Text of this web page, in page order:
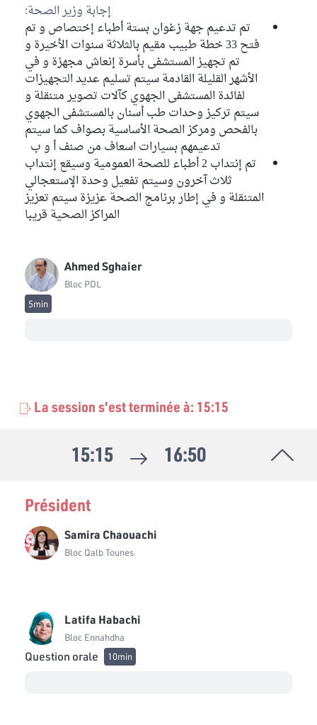
إجابة وزير الصحة:
تم تدعيم جهة زغوان بستة أطباء إختصاص و تم
فتح 33 خطة طبيب مقيم بالثلاثة سنوات الأخيرة و
تم تجهيز المستشفى بأسرة إنعاش مجهزة و في
الأشهر القليلة القادمة سيتم تسليم عديد التجهيزات
لفائدة المستشفى الجهوي كآلات تصوير متنقلة و
سيتم تركيز وحدات طب أسنان بالمستشفى الجهوي
بالفحص ومركز الصحة الأساسية بصواف كما سيتم
تدعيمهم بسيارات اسعاف من صنف أ و ب
تم إنتداب 2 أطباء للصحة العمومية وسيقع إنتداب
ثلاث آخرون وسيتم تفعيل وحدة الإستعجالي
المتنقلة و في إطار برنامج الصحة عزيزة سيتم تعزيز
المراكز الصحية قريبا
Ahmed Sghaier
Bloc PDL
5min
La session s'est terminée à: 15:15
15:15 16:50
Latifa Habachi
Bloc Ennahdha
Question orale 10min
Président
Samira Chaouachi
Bloc Qalb Tounes